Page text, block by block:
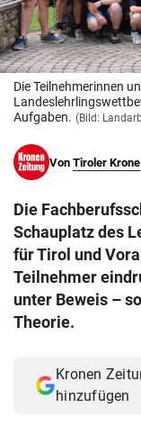
© Krone
Muthgasse 2, 1190
Die Teilnehmerinnen
Aufgaben. (Bild:
Von Tiroler Krone
Die
Schauplatz des
für Tirol und
Teilnehmer
unter Beweis –
Theorie.
Kronen
hinzufügen